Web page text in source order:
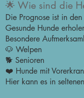
🌟 Wie sind die
Die Prognose ist in
Gesunde Hunde
Besondere
🐶 Welpen
🐕 Senioren
❤️ Hunde mit
Hier kann es in